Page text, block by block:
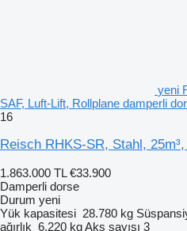
yeni
SAF, Luft-Lift, Rollplane damperli
16
Reisch RHKS-SR, Stahl,
1.863.000 TL €33.900
Damperli dorse
Durum yeni
Yük kapasitesi 28.780 kg
ağırlık 6.220 kgAks sayısı 3